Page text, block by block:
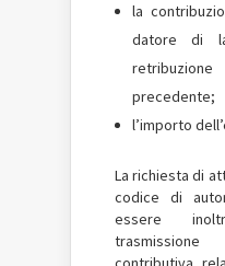
la
datore di
precedente;
l’importo
La richiesta di
codice di
essere